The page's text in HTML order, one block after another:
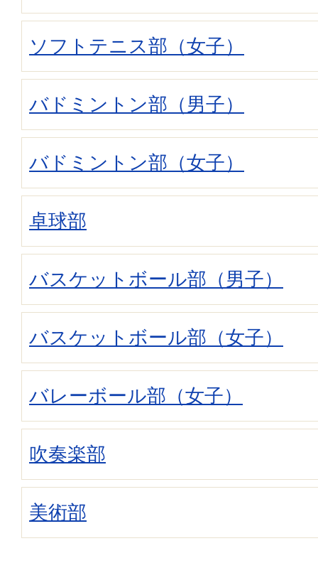
ソフトテニス部（女子）
バドミントン部（男子）
バドミントン部（女子）
卓球部
バスケットボール部（男子）
バスケットボール部（女子）
バレーボール部（女子）
吹奏楽部
美術部